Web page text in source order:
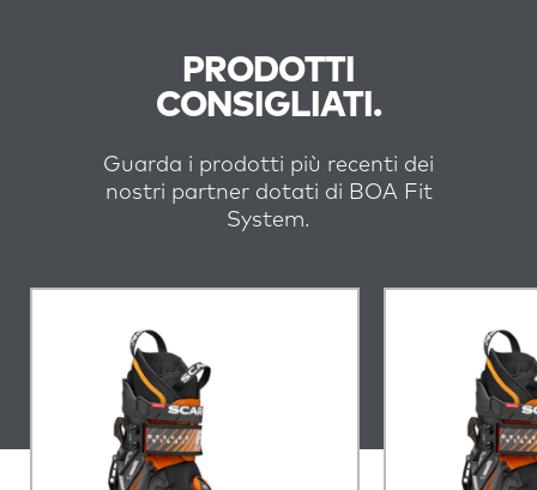
PRODOTTI
CONSIGLIATI.
Guarda i prodotti più recenti dei
nostri partner dotati di BOA Fit
System.